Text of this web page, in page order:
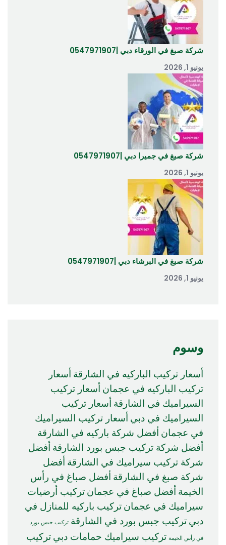
شركة صبغ في الورقاء دبي |0547971907
يونيو 1, 2026
شركة صبغ في جميرا دبي |0547971907
يونيو 1, 2026
شركة صبغ في البرشاء دبي |0547971907
يونيو 1, 2026
وسوم
أسعار تركيب الباركيه في الشارقة أسعار
تركيب الباركيه في عجمان أسعار تركيب
السيراميك في الشارقة أسعار تركيب
السيراميك في دبي أسعار تركيب السيراميك
في عجمان أفضل شركة باركيه في الشارقة
أفضل شركة تركيب جبس بورد الشارقة أفضل
شركة تركيب سيراميك في الشارقة أفضل
شركة صبغ في الشارقة أفضل صباغ في رأس
الخيمة أفضل صباغ في عجمانتركيب أرضيات
سيراميك في عجمانتركيب باركيه للمنازل في
دبيتركيب جبس بورد في الشارقة تركيب جبس بورد
في رأس الخيمة تركيب سيراميك حمامات دبيتركيب